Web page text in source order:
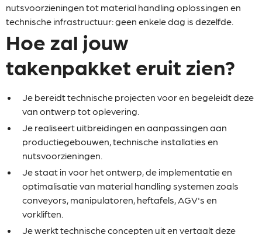
nutsvoorzieningen tot material handling oplossingen en
technische infrastructuur: geen enkele dag is dezelfde.
Hoe zal jouw
takenpakket eruit zien?
Je bereidt technische projecten voor en begeleidt deze
van ontwerp tot oplevering.
Je realiseert uitbreidingen en aanpassingen aan
productiegebouwen, technische installaties en
nutsvoorzieningen.
Je staat in voor het ontwerp, de implementatie en
optimalisatie van material handling systemen zoals
conveyors, manipulatoren, heftafels, AGV's en
vorkliften.
Je werkt technische concepten uit en vertaalt deze